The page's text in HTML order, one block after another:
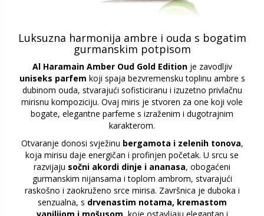
Luksuzna harmonija ambre i ouda s bogatim
gurmanskim potpisom
Al Haramain Amber Oud Gold Editionje zavodljiv
uniseks parfem koji spaja bezvremensku toplinu ambre s
dubinom ouda, stvarajući sofisticiranu i izuzetno privlačnu
mirisnu kompoziciju. Ovaj miris je stvoren za one koji vole
bogate, elegantne parfeme s izraženim i dugotrajnim
karakterom.
Otvaranje donosi svježinu bergamota i zelenih tonova,
koja mirisu daje energičan i profinjen početak. U srcu se
razvijaju sočni akordi dinje i ananasa, obogaćeni
gurmanskim nijansama i toplom ambrom, stvarajući
raskošno i zaokruženo srce mirisa. Završnica je duboka i
senzualna, s drvenastim notama, kremastom